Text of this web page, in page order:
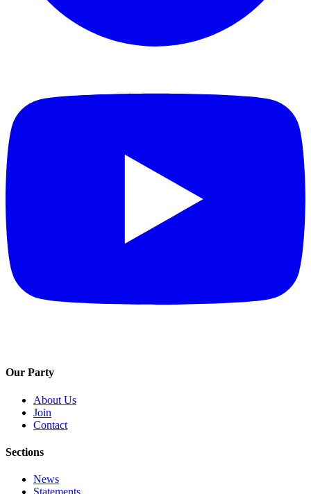
Our Party
About Us
Join
Contact
Sections
News